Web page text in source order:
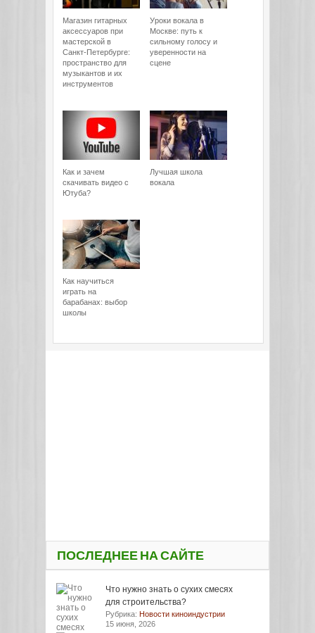
Магазин гитарных
аксессуаров при
мастерской в
Санкт-Петербурге:
пространство для
музыкантов и их
инструментов
Уроки вокала в
Москве: путь к
сильному голосу и
уверенности на
сцене
Как и зачем
скачивать видео с
Ютуба?
Лучшая школа
вокала
Как научиться
играть на
барабанах: выбор
школы
ПОСЛЕДНЕЕ НА САЙТЕ
Что нужно знать о сухих смесях
для строительства?
Рубрика: Новости киноиндустрии
15 июня, 2026